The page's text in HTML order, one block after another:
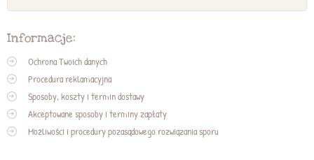
Informacje:
Ochrona Twoich danych
Procedura reklamacyjna
Sposoby, koszty i termin dostawy
Akceptowane sposoby i terminy zapłaty
Możliwości i procedury pozasądowego rozwiązania sporu